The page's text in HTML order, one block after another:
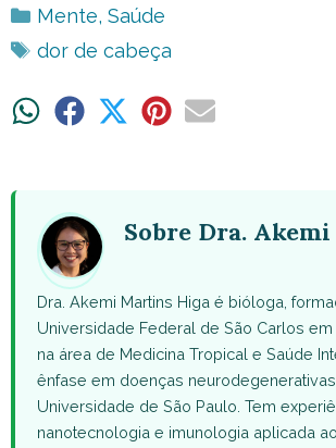
Categorias
Mente, Saúde
Tags
dor de cabeça
ShareShare ShareShareShare
Sobre Dra.
Dra. Akemi Martins Higa é bióloga,
Universidade Federal de São Carlos em
na área de Medicina Tropical e Saúde
ênfase em doenças
Universidade de São Paulo. Tem
nanotecnologia e imunologia aplicada